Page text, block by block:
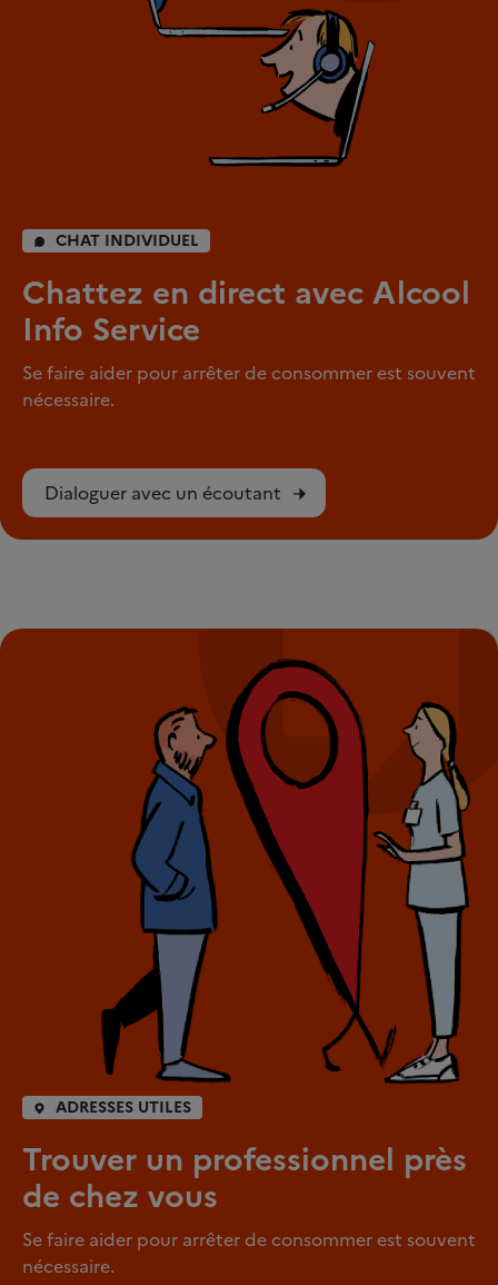
CHAT INDIVIDUEL
Chattez en direct avec Alcool
Info Service
Se faire aider pour arrêter de consommer est souvent
nécessaire.
Dialoguer avec un écoutant
ADRESSES UTILES
Trouver un professionnel près
de chez vous
Se faire aider pour arrêter de consommer est souvent
nécessaire.